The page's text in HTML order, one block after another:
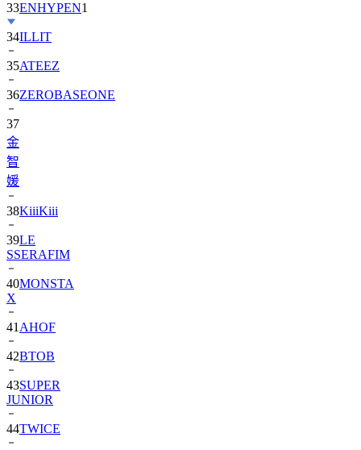
34ILLIT
35ATEEZ
36ZEROBASEONE
37
金
智
媛
38
39LE
SSERAFIM
40MONSTA
X
41
42 BTOB
43SUPER
JUNIOR
44TWICE
45KickFlip